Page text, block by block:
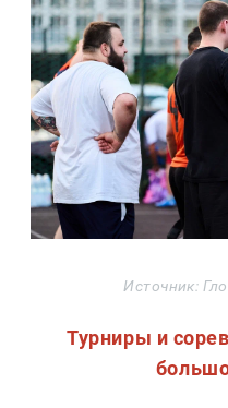
Источник:
Турниры и